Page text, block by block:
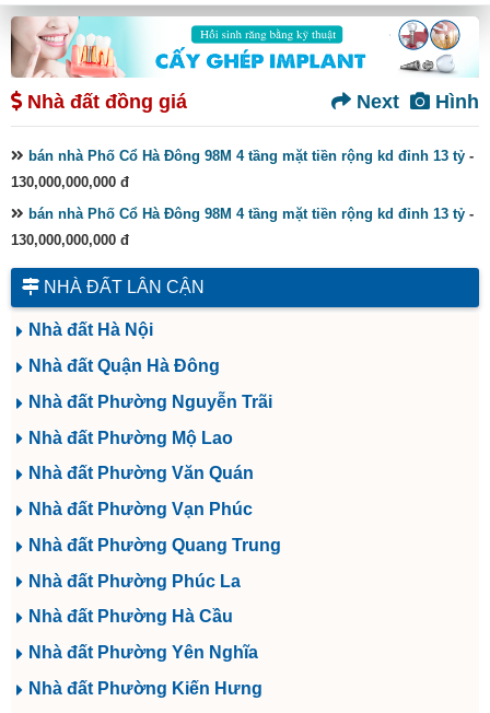
Nhà đất đồng giá Hình
Next
bán nhà Phố Cổ Hà Đông 98M 4 tầng mặt tiền rộng kd đỉnh 13 tỷ -
130,000,000,000 đ
bán nhà Phố Cổ Hà Đông 98M 4 tầng mặt tiền rộng kd đỉnh 13 tỷ -
130,000,000,000 đ
NHÀ ĐẤT LÂN CẬN
Nhà đất Hà Nội
Nhà đất Quận Hà Đông
Nhà đất Phường Nguyễn Trãi
Nhà đất Phường Mộ Lao
Nhà đất Phường Văn Quán
Nhà đất Phường Vạn Phúc
Nhà đất Phường Quang Trung
Nhà đất Phường Phúc La
Nhà đất Phường Hà Cầu
Nhà đất Phường Yên Nghĩa
Nhà đất Phường Kiến Hưng